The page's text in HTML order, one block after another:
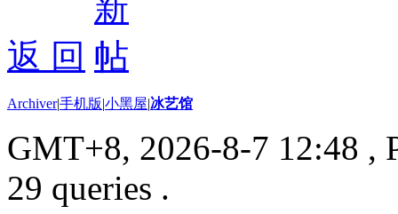
返 回
Archiver|手机版|小黑屋|冰艺馆
GMT+8, 2026-8-7 12:48 ,
29 queries .